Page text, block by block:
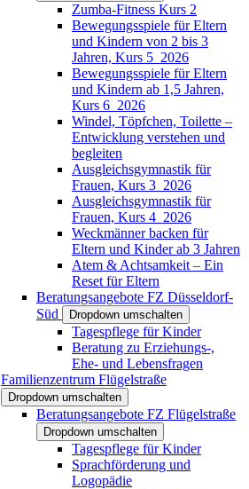
Zumba-Fitness Kurs 2
Bewegungsspiele für Eltern
und Kindern von 2 bis 3
Jahren, Kurs 5_2026
Bewegungsspiele für Eltern
und Kindern ab 1,5 Jahren,
Kurs 6_2026
Windel, Töpfchen, Toilette –
Entwicklung verstehen und
begleiten
Ausgleichsgymnastik für
Frauen, Kurs 3_2026
Ausgleichsgymnastik für
Frauen, Kurs 4_2026
Weckmänner backen für
Eltern und Kinder ab 3 Jahren
Atem & Achtsamkeit – Ein
Reset für Eltern
Beratungsangebote FZ Düsseldorf-
Süd
Dropdown umschalten
Tagespflege für Kinder
Beratung zu Erziehungs-,
Ehe- und Lebensfragen
Familienzentrum Flügelstraße
Dropdown umschalten
Beratungsangebote FZ Flügelstraße
Dropdown umschalten
Tagespflege für Kinder
Sprachförderung und
Logopädie